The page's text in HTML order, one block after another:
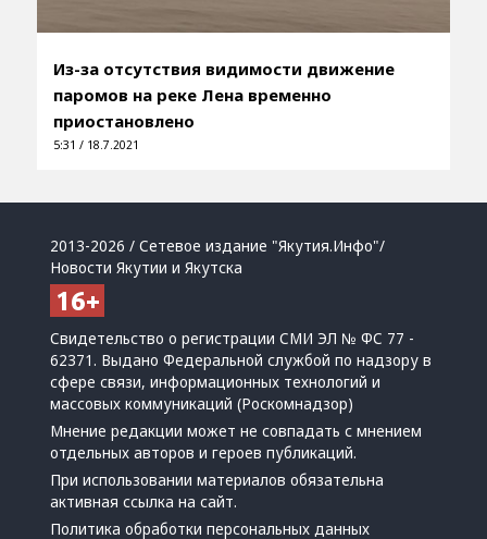
Из-за отсутствия видимости движение
паромов на реке Лена временно
приостановлено
5:31 / 18.7.2021
2013-2026 / Сетевое издание "Якутия.Инфо"/
Новости Якутии и Якутска
Свидетельство о регистрации СМИ ЭЛ № ФС 77 -
62371. Выдано Федеральной службой по надзору в
сфере связи, информационных технологий и
массовых коммуникаций (Роскомнадзор)
Мнение редакции может не совпадать с мнением
отдельных авторов и героев публикаций.
При использовании материалов обязательна
активная ссылка на сайт.
Политика обработки персональных данных